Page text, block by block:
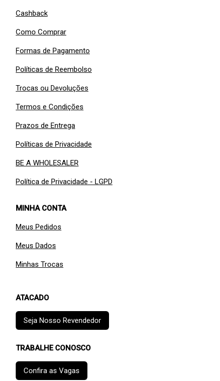
Cashback
Como Comprar
Formas de Pagamento
Políticas de Reembolso
Trocas ou Devoluções
Termos e Condições
Prazos de Entrega
Políticas de Privacidade
BE A WHOLESALER
Política de Privacidade - LGPD
MINHA CONTA
Meus Pedidos
Meus Dados
Minhas Trocas
ATACADO
Seja Nosso Revendedor
TRABALHE CONOSCO
Confira as Vagas